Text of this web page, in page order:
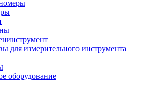
для измерительного инструмента
оборудование